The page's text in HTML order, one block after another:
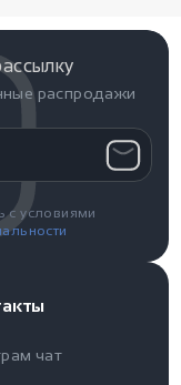
распродажи
с условиями
чат